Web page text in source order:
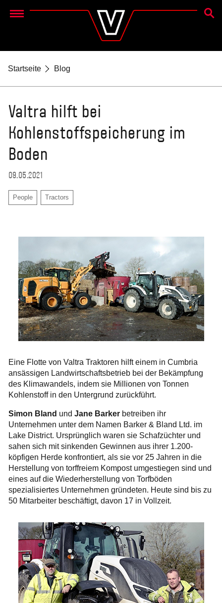
Menu
Startseite Blog
Valtra hilft bei
Kohlenstoffspeicherung im
Boden
09.05.2021
People Tractors
Eine Flotte von Valtra Traktoren hilft einem in Cumbria
ansässigen Landwirtschaftsbetrieb bei der Bekämpfung
des Klimawandels, indem sie Millionen von Tonnen
Kohlenstoff in den Untergrund zurückführt.
Simon Bland und Jane Barkerbetreiben ihr
Unternehmen unter dem Namen Barker & Bland Ltd. im
Lake District. Ursprünglich waren sie Schafzüchter und
sahen sich mit sinkenden Gewinnen aus ihrer 1.200-
köpfigen Herde konfrontiert, als sie vor 25 Jahren in die
Herstellung von torffreiem Kompost umgestiegen sind und
eines auf die Wiederherstellung von Torfböden
spezialisiertes Unternehmen gründeten. Heute sind bis zu
50 Mitarbeiter beschäftigt, davon 17 in Vollzeit.